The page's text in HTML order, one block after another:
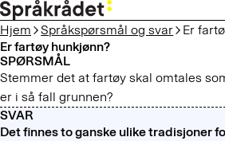
HOPP
TIL
HOVEDINNHOLD
Hjem
Språkspørsmål og svar Er
Er fartøy hunkjønn?
SPØRSMÅL
Stemmer det at fartøy skal omtales
er i så fall grunnen?
SVAR
Det finnes to ganske ulike tradisjoner